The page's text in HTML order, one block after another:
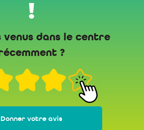
!
venus dans le centre
?
Donner votre avis